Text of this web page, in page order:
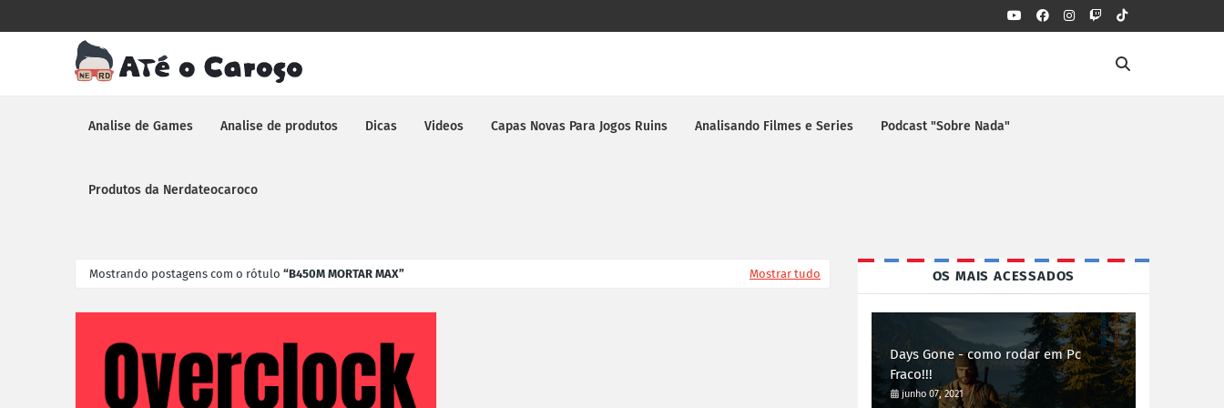
Analise de Games Analise de produtos Dicas Videos Capas Novas Para Jogos Ruins Analisando Filmes e Series Podcast "Sobre Nada"
Produtos da Nerdateocaroco
Mostrando postagens com o rótulo B450M MORTAR MAX Mostrar tudo OS MAIS ACESSADOS
Days Gone - como rodar em Pc
Fraco!!!
junho 07, 2021